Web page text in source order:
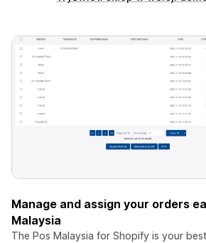
Manage and assign your orders
Malaysia
The Pos Malaysia for Shopify is your